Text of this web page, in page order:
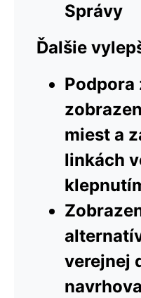
Správy
Ďalšie
Podpora
miest a
linkách
verejnej